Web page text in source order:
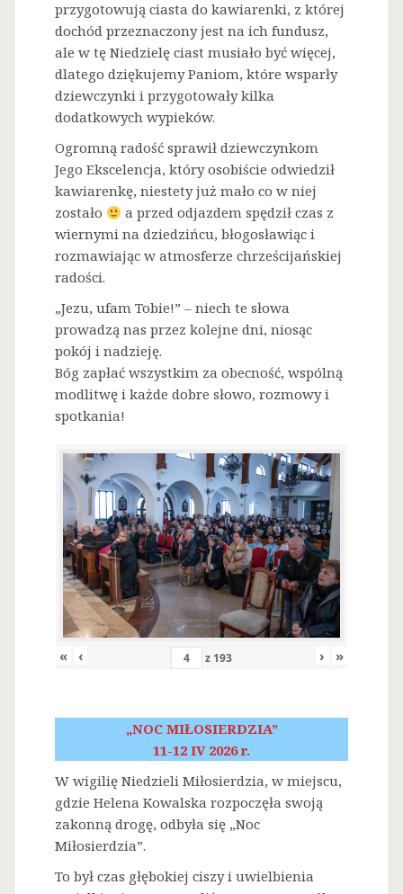
przygotowują ciasta do kawiarenki, z której
dochód przeznaczony jest na ich fundusz,
ale w tę Niedzielę ciast musiało być więcej,
dlatego dziękujemy Paniom, które wsparły
dziewczynki i przygotowały kilka
dodatkowych wypieków.
Ogromną radość sprawił dziewczynkom
Jego Ekscelencja, który osobiście odwiedził
kawiarenkę, niestety już mało co w niej
zostało
a przed odjazdem spędził czas z
wiernymi na dziedzińcu, błogosławiąc i
rozmawiając w atmosferze chrześcijańskiej
radości.
„Jezu, ufam Tobie!” – niech te słowa
prowadzą nas przez kolejne dni, niosąc
pokój i nadzieję.
Bóg zapłać wszystkim za obecność, wspólną
modlitwę i każde dobre słowo, rozmowy i
spotkania!
« ‹ z 193 › »
„NOC MIŁOSIERDZIA”
11-12 IV 2026 r.
W wigilię Niedzieli Miłosierdzia, w miejscu,
gdzie Helena Kowalska rozpoczęła swoją
zakonną drogę, odbyła się „Noc
Miłosierdzia”.
To był czas głębokiej ciszy i uwielbienia